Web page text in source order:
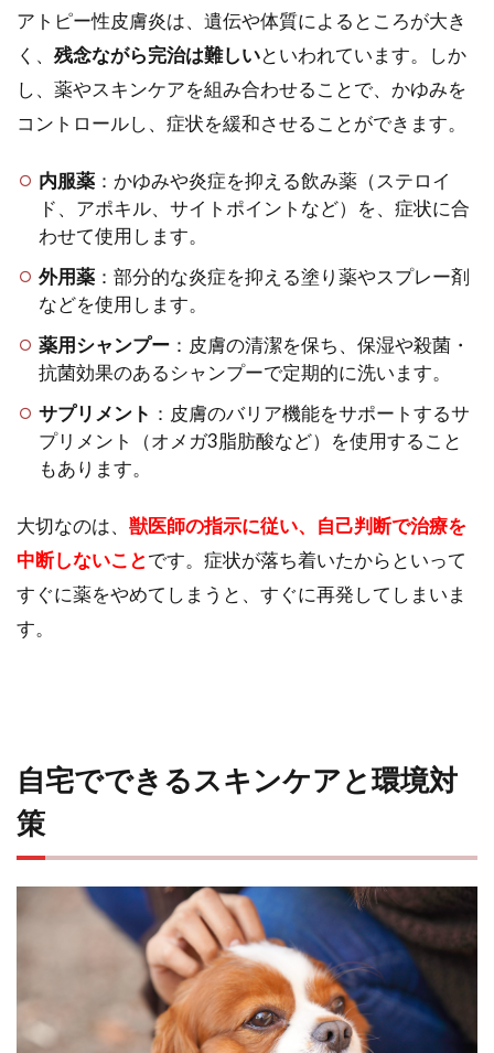
アトピー性皮膚炎は、遺伝や体質によるところが大き
く、 残念ながら完治は難しいといわれています。しか
し、薬やスキンケアを組み合わせることで、かゆみを
コントロールし、症状を緩和させることができます。
内服薬 ：かゆみや炎症を抑える飲み薬（ステロイ
ド、アポキル、サイトポイントなど）を、症状に合
わせて使用します。
外用薬 ：部分的な炎症を抑える塗り薬やスプレー剤
などを使用します。
薬用シャンプー ：皮膚の清潔を保ち、保湿や殺菌・
抗菌効果のあるシャンプーで定期的に洗います。
サプリメント ：皮膚のバリア機能をサポートするサ
プリメント（オメガ3脂肪酸など）を使用すること
もあります。
大切なのは、 獣医師の指示に従い、自己判断で治療を
中断しないことです。症状が落ち着いたからといって
すぐに薬をやめてしまうと、すぐに再発してしまいま
す。
自宅でできるスキンケアと環境対
策